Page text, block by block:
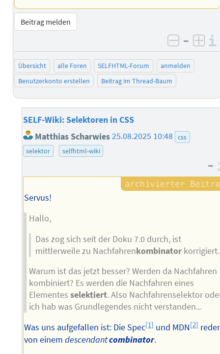
Beitrag melden
negativ
–
Übersicht alle Foren SELFHTML-Forum
anmelden
Benutzerkonto erstellen
Beitrag im Thread-Baum
SELF-Wiki: Selektoren in CSS
Matthias Scharwies25.08.2025 10:48 css
selektor
selfhtml-wiki
–
Servus!
Hallo,
Das zog sich seit der Doku 7.0 durch, ist
mittlerweile zu Nachfahrenkombinator korrigiert.
Warum ist das jetzt besser? Werden da Nachfahren
kombiniert? Es werden die Nachfahren eines
Elementesselektiert. Also Nachfahrenselektor
ich hab was Grundlegendes nicht verstanden...
Was uns aufgefallen ist: Die Spec[1]und MDN[2]
von einemdescendantcombinator.